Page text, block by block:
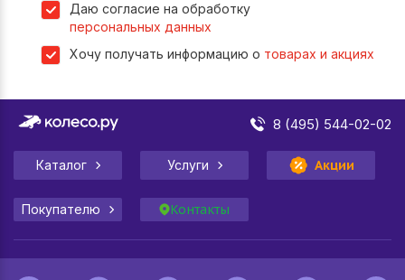
Даю согласие на обработку
персональных данных
Хочу получать информацию о товарах и акциях
8 (495) 544-02-02
Каталог Услуги Акции
Покупателю Контакты